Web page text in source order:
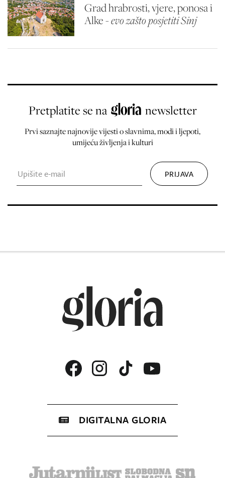
Grad hrabrosti, vjere, ponosa i
Alke -evo zašto posjetiti Sinj
Pretplatite se na newsletter
Prvi saznajte najnovije vijesti o slavnima, modi i ljepoti,
umijeću življenja i kulturi
DIGITALNA GLORIA